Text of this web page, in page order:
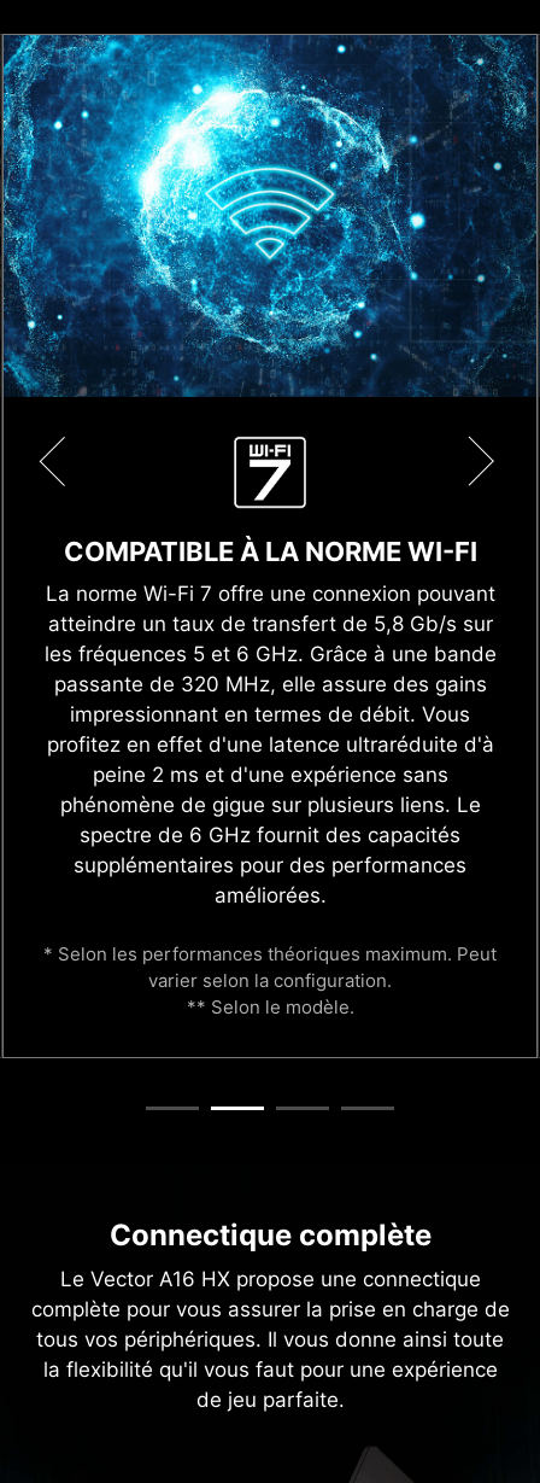
COMPATIBLE À LA NORME WI-FI
La norme Wi-Fi 7 offre une connexion pouvant
atteindre un taux de transfert de 5,8 Gb/s sur
les fréquences 5 et 6 GHz. Grâce à une bande
passante de 320 MHz, elle assure des gains
impressionnant en termes de débit. Vous
profitez en effet d'une latence ultraréduite d'à
peine 2 ms et d'une expérience sans
phénomène de gigue sur plusieurs liens. Le
spectre de 6 GHz fournit des capacités
supplémentaires pour des performances
améliorées.
* Selon les performances théoriques maximum. Peut
varier selon la configuration.
** Selon le modèle.
Connectique complète
Le Vector A16 HX propose une connectique
complète pour vous assurer la prise en charge de
tous vos périphériques. Il vous donne ainsi toute
la flexibilité qu'il vous faut pour une expérience
de jeu parfaite.